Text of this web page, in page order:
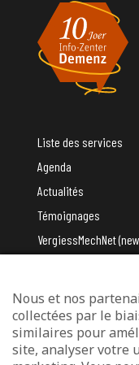
Liste des services
Agenda
Actualités
Témoignages
VergiessMechNet
Avec le soutien du
Nous et nos
collectées par le
similaires pour
site, analyser votre